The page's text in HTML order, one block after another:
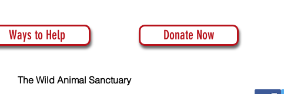
Ways to Help Donate Now
The Wild Animal Sanctuary